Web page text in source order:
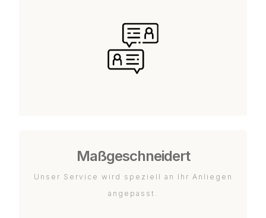
Maßgeschneidert
Unser Service wird speziell an Ihr Anliegen
angepasst.